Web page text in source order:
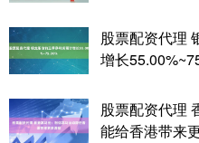
股票配资代理
增长
股票配资代理
能给香港带来